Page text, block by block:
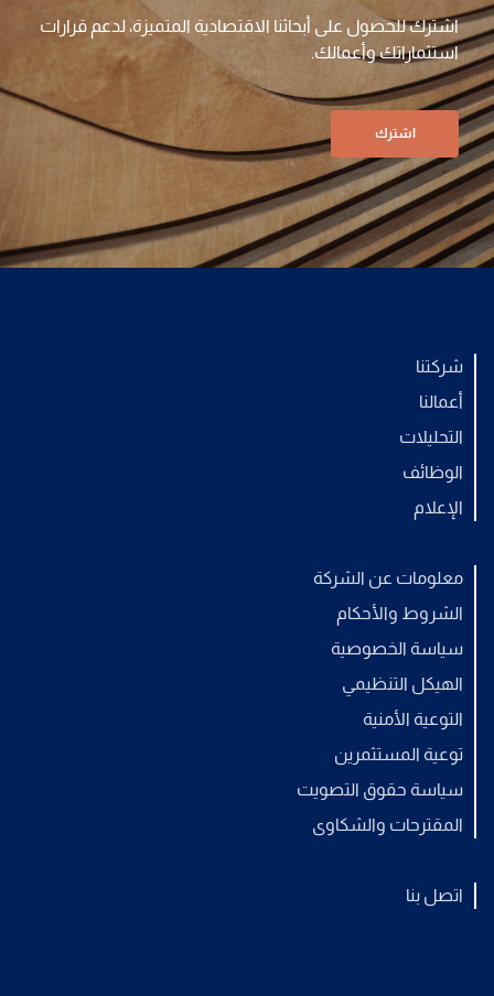
اشترك للحصول على أبحاثنا الاقتصادية المتميزة، لدعم قرارات
استثماراتك وأعمالك.
اشترك
شركتنا
أعمالنا
التحليلات
الوظائف
الإعلام
معلومات عن الشركة
الشروط والأحكام
سياسة الخصوصية
الهيكل التنظيمي
التوعية الأمنية
توعية المستثمرين
سياسة حقوق التصويت
المقترحات والشكاوى
اتصل بنا